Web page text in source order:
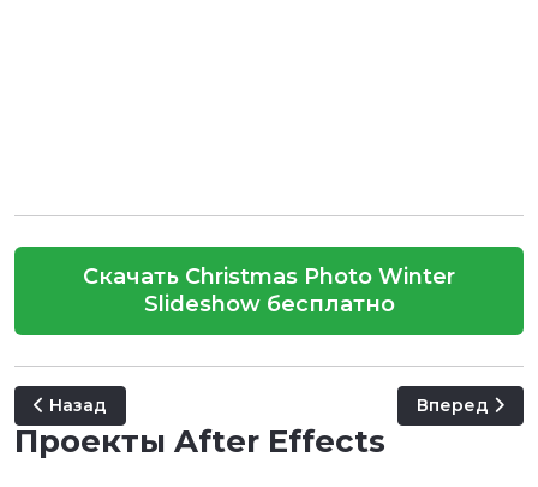
Скачать Christmas Photo Winter
Slideshow бесплатно
Предыдущий: Christmas Design Titles for After Effects
Назад Следующий:
Вперед
Проекты After Effects